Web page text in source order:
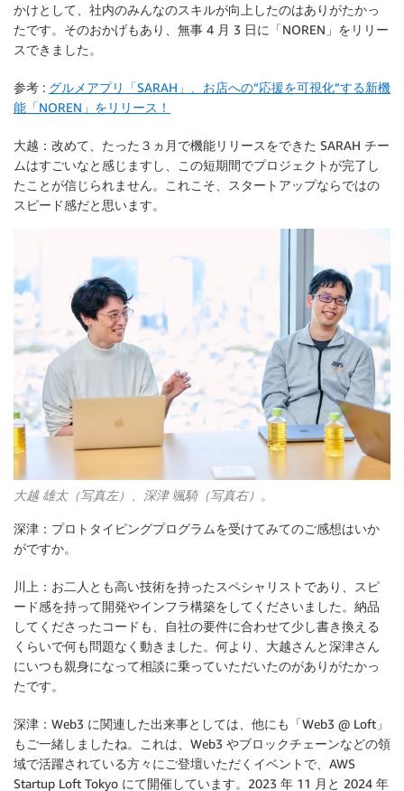
かけとして、社内のみんなのスキルが向上したのはありがたかっ
たです。そのおかげもあり、無事 4 月 3 日に「NOREN」をリリー
スできました。
参考 : グルメアプリ「SARAH」、お店への”応援を可視化”する新機
能「NOREN」をリリース！
大越：改めて、たった３ヵ月で機能リリースをできた SARAH チー
ムはすごいなと感じますし、この短期間でプロジェクトが完了し
たことが信じられません。これこそ、スタートアップならではの
スピード感だと思います。
大越 雄太（写真左）、深津 颯騎（写真右）。
深津：プロトタイピングプログラムを受けてみてのご感想はいか
がですか。
川上：お二人とも高い技術を持ったスペシャリストであり、スピ
ード感を持って開発やインフラ構築をしてくださいました。納品
してくださったコードも、自社の要件に合わせて少し書き換える
くらいで何も問題なく動きました。何より、大越さんと深津さん
にいつも親身になって相談に乗っていただいたのがありがたかっ
たです。
深津：Web3 に関連した出来事としては、他にも「Web3 @ Loft」
もご一緒しましたね。これは、Web3 やブロックチェーンなどの領
域で活躍されている方々にご登壇いただくイベントで、AWS
Startup Loft Tokyo にて開催しています。2023 年 11 月と 2024 年